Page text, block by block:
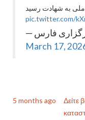
ملی به شهادت رسید
pic.twitter.com/
March 17,
5 months ago
Δείτε